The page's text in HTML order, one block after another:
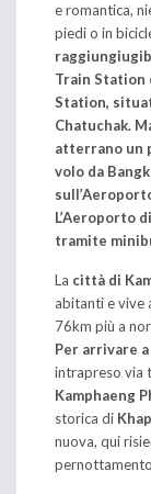
e romantica,
piedi o in
Train Station
Station,
Chatuchak.
atterrano un
volo da
L’Aeroporto
tramite
La città di
abitanti e vive
76km più a
Per arrivare
intrapreso via
Kamphaeng
storica di
nuova, qui